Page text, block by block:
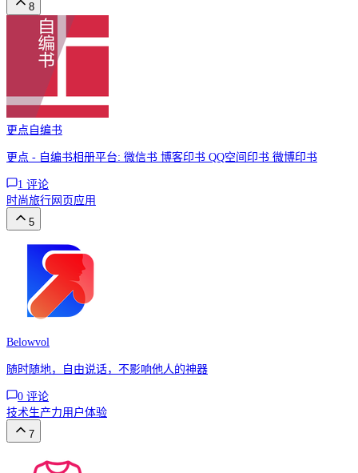
8
更点自编书
更点 - 自编书相册平台: 微信书 博客印书 QQ空间印书 微博印书
1 评论
时尚旅行网页应用
5
Belowvol
随时随地，自由说话，不影响他人的神器
0 评论
技术生产力用户体验
7